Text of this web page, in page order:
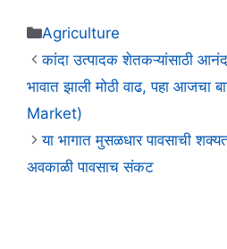
Categories
Agriculture
कांदा उत्पादक शेतकऱ्यांसाठी
भावात झाली मोठी वाढ, पहा आजचा
Market)
या भागात मुसळधार पावसाची
अवकाळी पावसाच संकट